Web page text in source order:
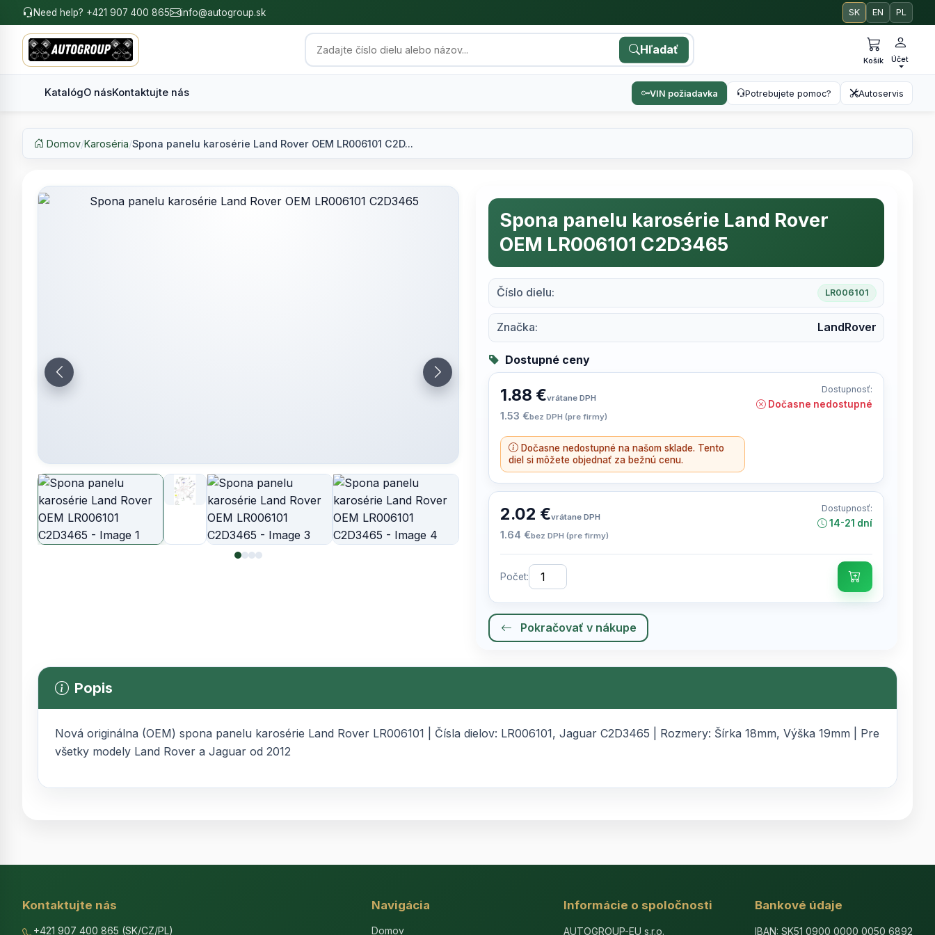
Need help? +421 907 400 865 info@autogroup.sk SK EN PL
Hľadať
Košík Účet
KatalógO násKontaktujte nás VIN požiadavka Potrebujete pomoc? Autoservis
Domov/Karoséria/Spona panelu karosérie Land Rover OEM LR006101 C2D...
Spona panelu karosérie Land Rover
OEM LR006101 C2D3465
Číslo dielu: LR006101
Značka: LandRover
Dostupné ceny
1.88 €vrátane DPH
1.53 €bez DPH (pre firmy)
Dostupnosť:
Dočasne nedostupné
Dočasne nedostupné na našom sklade. Tento
diel si môžete objednať za bežnú cenu.
2.02 €vrátane DPH
1.64 €bez DPH (pre firmy)
Dostupnosť:
14-21 dní
Počet:
Pokračovať v nákupe
Popis
Nová originálna (OEM) spona panelu karosérie Land Rover LR006101 | Čísla dielov: LR006101, Jaguar C2D3465 | Rozmery: Šírka 18mm, Výška 19mm | Pre
všetky modely Land Rover a Jaguar od 2012
Kontaktujte nás
+421 907 400 865 (SK/CZ/PL)
Navigácia
Domov
Informácie o spoločnosti
AUTOGROUP-EU s.r.o.
Bankové údaje
IBAN: SK51 0900 0000 0050 6892